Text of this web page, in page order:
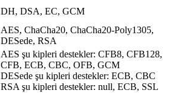
DH, DSA, EC, GCM
AES, ChaCha20, ChaCha20-Poly1305,
DESede, RSA
AES şu kipleri destekler: CFB8, CFB128,
CFB, ECB, CBC, OFB, GCM
DESede şu kipleri destekler: ECB, CBC
RSA şu kipleri destekler: null, ECB, SSL